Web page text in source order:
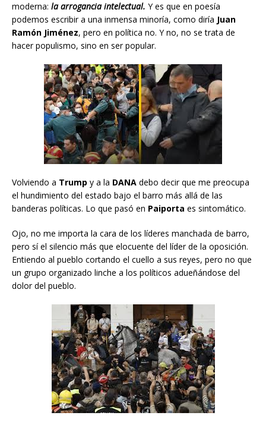
moderna: la arrogancia intelectual. Y es que en poesía
podemos escribir a una inmensa minoría, como diría Juan
Ramón Jiménez, pero en política no. Y no, no se trata de
hacer populismo, sino en ser popular.
Volviendo a Trump y a la DANA debo decir que me preocupa
el hundimiento del estado bajo el barro más allá de las
banderas políticas. Lo que pasó en Paiporta es sintomático.
Ojo, no me importa la cara de los líderes manchada de barro,
pero sí el silencio más que elocuente del líder de la oposición.
Entiendo al pueblo cortando el cuello a sus reyes, pero no que
un grupo organizado linche a los políticos adueñándose del
dolor del pueblo.